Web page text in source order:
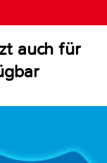
auch für